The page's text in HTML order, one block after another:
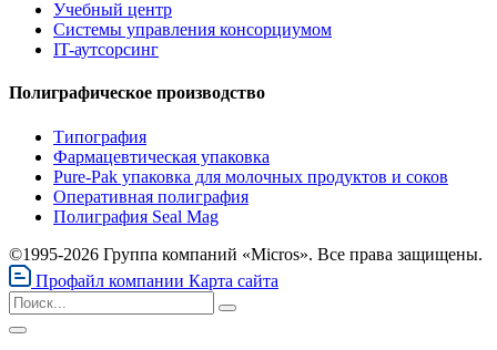
Учебный центр
Системы управления консорциумом
IT-аутсорсинг
Полиграфическое производство
Типография
Фармацевтическая упаковка
Pure-Pak упаковка для молочных продуктов и соков
Оперативная полиграфия
Полиграфия Seal Mag
©1995-2026 Группа компаний «Micros». Все права защищены.
Профайл компании Карта сайта